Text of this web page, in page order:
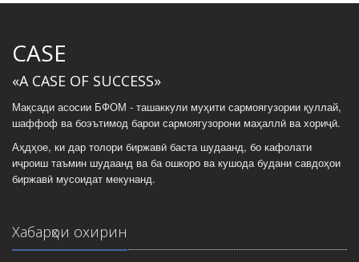
CASE
«A CASE OF SUCCESS»
Мақсади асосии БФОМ - ташаккули муҳити сармоягузории қуллай,
шаффоф ва боэътимод барои сармоягузорони маҳаллӣ ва хориҷӣ.
Аҳдҳое, ки дар толори биржавӣ баста шудаанд, бо кафолати
иҷроиш таъмин шудаанд ва ба ошкоро ва кушода будани савдоҳои
биржавӣ мусоидат мекунанд.
Хабарҳои охирин